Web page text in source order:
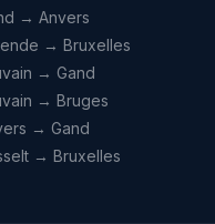
→ Anvers
→ Bruxelles
→ Gand
→ Bruges
→ Gand
→ Bruxelles